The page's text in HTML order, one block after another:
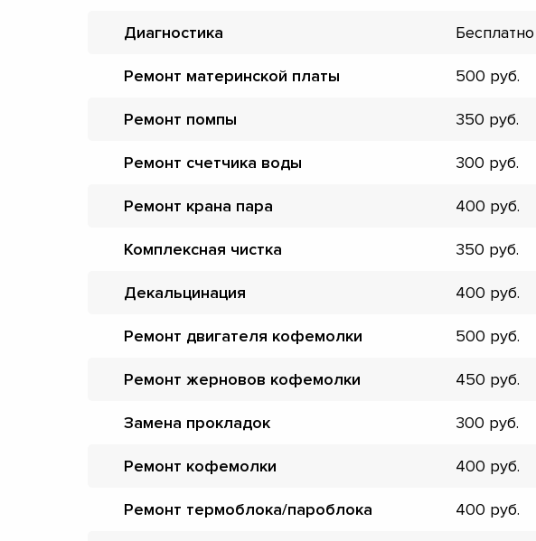
Диагностика Бесплатно
Ремонт материнской платы 500
Ремонт помпы 350
Ремонт счетчика воды 300
Ремонт крана пара 400
Комплексная чистка 350
Декальцинация 400
Ремонт двигателя кофемолки 500
Ремонт жерновов кофемолки 450
Замена прокладок 300
Ремонт кофемолки 400
Ремонт термоблока/пароблока 400